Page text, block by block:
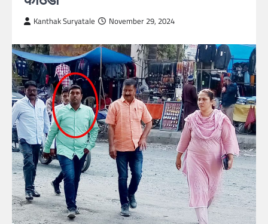
Kanthak Suryatale November 29, 2024